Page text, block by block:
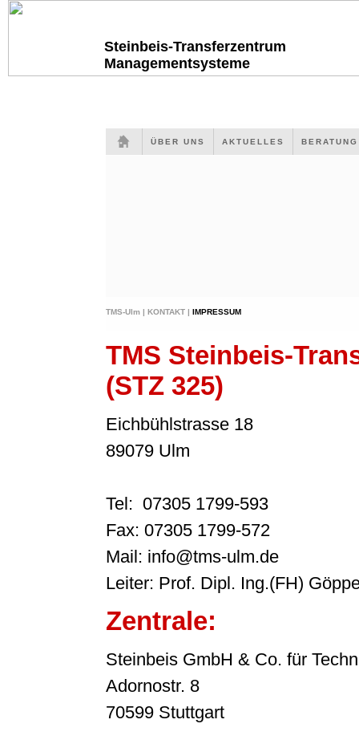
Steinbeis-Transferzentrum
Managementsysteme
ÜBER UNS AKTUELLES
TMS-Ulm | KONTAKT | IMPRESSUM
TMS Steinbeis-
(STZ 325)
Eichbühlstrasse 18
89079 Ulm
Tel: 07305 1799-593
Fax: 07305 1799-572
Mail: info@tms-ulm.de
Leiter: Prof. Dipl. Ing.(FH)
Zentrale:
Steinbeis GmbH & Co. für
Adornostr. 8
70599 Stuttgart